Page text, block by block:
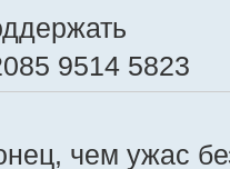
9514 5823
чем ужас